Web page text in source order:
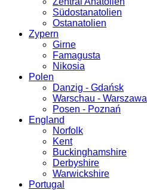
Südostanatolien
Ostanatolien
Zypern
Girne
Famagusta
Nikosia
Polen
Danzig - Gdańsk
Warschau - Warszawa
Posen - Poznań
England
Norfolk
Kent
Buckinghamshire
Derbyshire
Warwickshire
Portugal